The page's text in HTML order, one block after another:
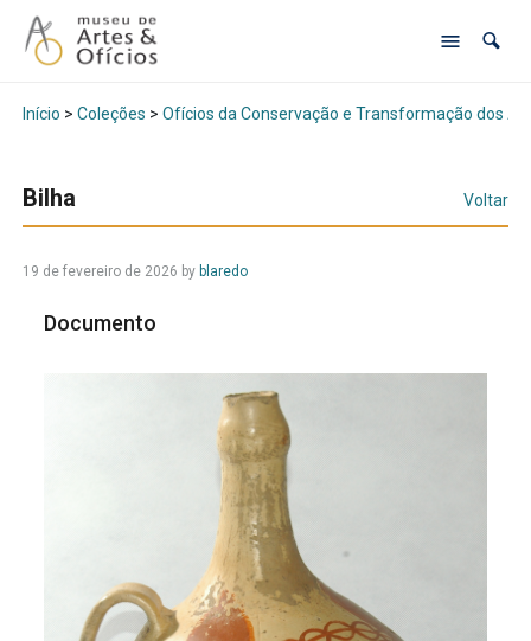
Início > Coleções > Ofícios da Conservação e Transformação dos
Bilha Voltar
19 de fevereiro de 2026 by blaredo
Documento